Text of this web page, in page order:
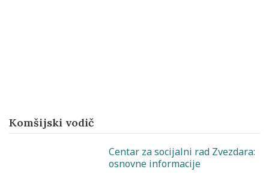
Komšijski vodič
Centar za socijalni rad Zvezdara:
osnovne informacije